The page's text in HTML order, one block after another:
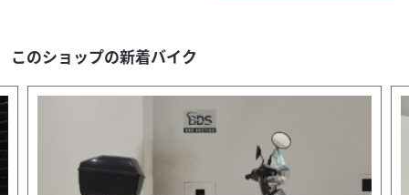
このショップの新着バイク